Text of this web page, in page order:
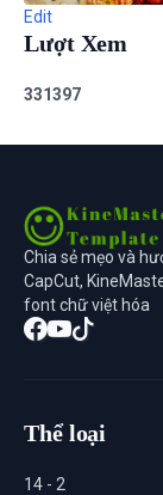
Edit
Lượt Xem
331397
Chia sẻ mẹo và
CapCut,
font chữ việt hóa
Thể loại
14 - 2